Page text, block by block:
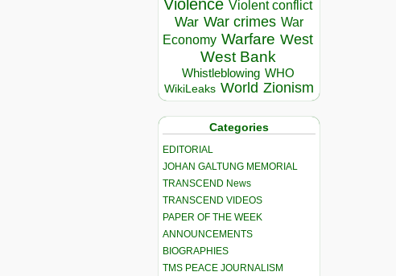
Violence Violent conflict
War War crimes War
Economy Warfare West
West Bank
Whistleblowing WHO
WikiLeaks World Zionism
Categories
EDITORIAL
JOHAN GALTUNG MEMORIAL
TRANSCEND News
TRANSCEND VIDEOS
PAPER OF THE WEEK
ANNOUNCEMENTS
BIOGRAPHIES
TMS PEACE JOURNALISM